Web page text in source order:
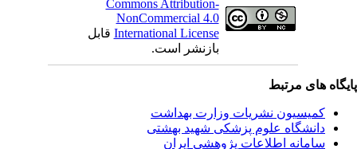
Commons Attribution-
NonCommercial 4.0
International Licenseقابل
بازنشر است.
های مرتبط
کمیسیون نشریات وزارت بهداشت
دانشگاه علوم پزشکی شهید بهشتی
سامانه اطلاعات پژوهشی ایران